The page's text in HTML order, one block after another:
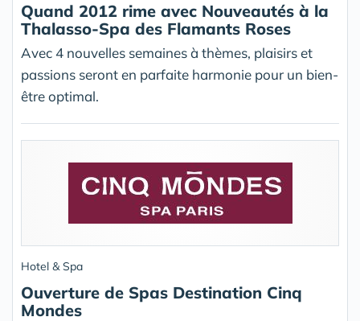
Quand 2012 rime avec Nouveautés à la
Thalasso-Spa des Flamants Roses
Avec 4 nouvelles semaines à thèmes, plaisirs et
passions seront en parfaite harmonie pour un bien-
être optimal.
Hotel & Spa
Ouverture de Spas Destination Cinq
Mondes